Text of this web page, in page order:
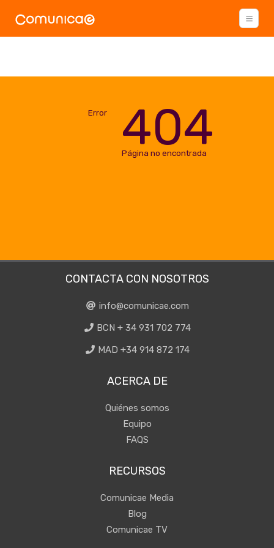
Error 404
Página no encontrada
CONTACTA CON NOSOTROS
info@comunicae.com
BCN + 34 931 702 774
MAD +34 914 872 174
ACERCA DE
Quiénes somos
Equipo
FAQS
RECURSOS
Comunicae Media
Blog
Comunicae TV